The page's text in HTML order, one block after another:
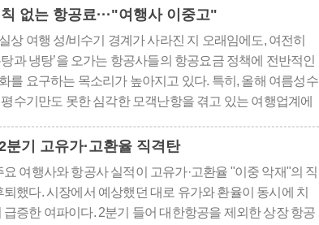
기&mi..
없는 항공료···"여행사 이중고"
상 여행 성/비수기 경계가 사라진 지 오래임에도, 여전히
탕과 냉탕’을 오가는 항공사들의 항공요금 정책에 전반적인
를 요구하는 목소리가 높아지고 있다. 특히, 올해 여름성수
수기만도 못한 심각한 모객난항을 겪고 있는 여행업계에
중시키고 모객을 더욱 어렵게 만드는 이중고를 유발하고
다. 실제 지..
분기 고유가·고환율 직격탄
여행사와 항공사 실적이 고유가·고환율 "이중 악재"의 직
했다. 시장에서 예상했던 대로 유가와 환율이 동시에 치
급증한 여파이다. 2분기 들어 대한항공을 제외한 상장 항공